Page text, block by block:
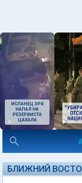
ИСПАНЕЦ ЗРЯ
НАПАЛ НА
РЕЗЕРВИСТА
ЦАХАЛА
БЛИЖНИЙ